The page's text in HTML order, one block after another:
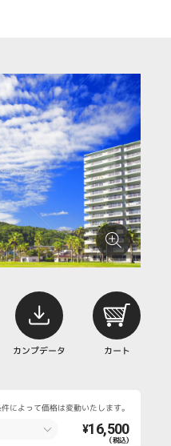
カンプデータ カート
によって価格は変動いたします。
¥16,500
（税込）